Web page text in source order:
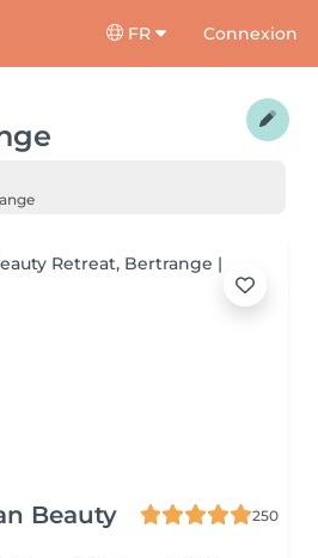
FR Connexion
Beauty
250